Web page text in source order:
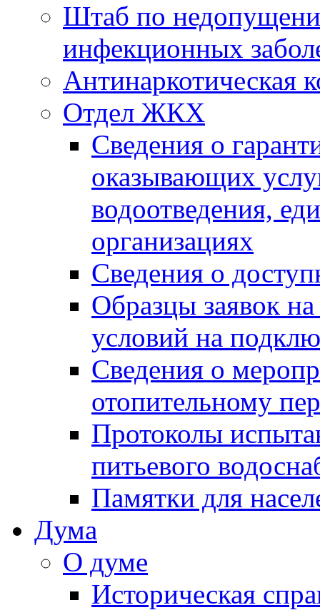
Штаб по
инфекционных
Антинаркотическая
Отдел ЖКХ
Сведения о
оказывающих
водоотведения,
организациях
Сведения о
Образцы заявок
условий на
Сведения о
отопительному
Протоколы
питьевого
Памятки для
Дума
О думе
Историческая